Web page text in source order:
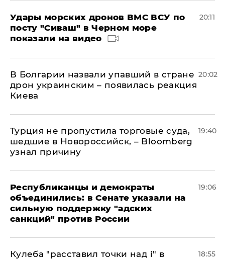
Удары морских дронов ВМС ВСУ по
посту "Сиваш" в Черном море
показали на видео
20:11
В Болгарии назвали упавший в стране
дрон украинским – появилась реакция
Киева
20:02
Турция не пропустила торговые суда,
шедшие в Новороссийск, – Bloomberg
узнал причину
19:40
Республиканцы и демократы
объединились: в Сенате указали на
сильную поддержку "адских
санкций" против России
19:06
Кулеба "расставил точки над і" в
18:55